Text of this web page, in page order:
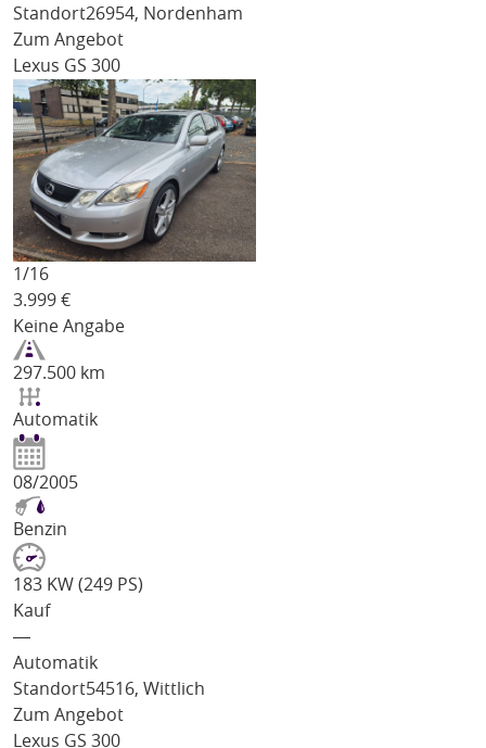
Standort26954, Nordenham
Zum Angebot
Lexus GS 300
1/16
3.999 €
Keine Angabe
297.500 km
Automatik
08/2005
Benzin
183 KW (249 PS)
Kauf
―
Automatik
Standort54516, Wittlich
Zum Angebot
Lexus GS 300